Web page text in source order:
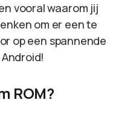
vooral waarom jij
om er een te
op een spannende
ROM?